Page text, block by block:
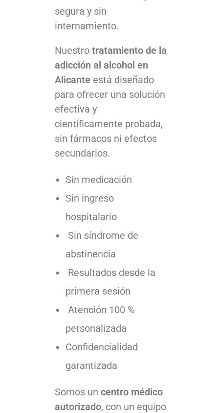
segura y sin
internamiento.
Nuestro tratamiento de la
adicción al alcohol en
Alicanteestá diseñado
para ofrecer una solución
efectiva y
científicamente probada,
sin fármacos ni efectos
secundarios.
Sin medicación
Sin ingreso
hospitalario
Sin síndrome de
abstinencia
Resultados desde la
primera sesión
Atención 100 %
personalizada
Confidencialidad
garantizada
Somos un centro médico
autorizado, con un equipo